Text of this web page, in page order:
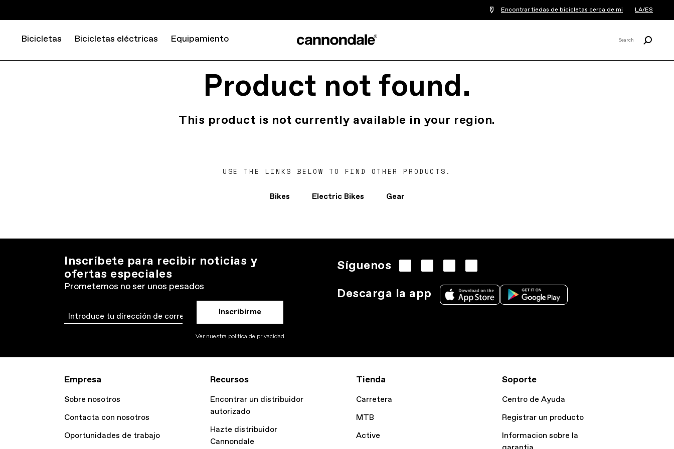
Encontrar tiedas de bicicletas cerca de mi LA/ES
Bicicletas Bicicletas eléctricas Equipamiento Search
Product not found.
This product is not currently available in your region.
USE THE LINKS BELOW TO FIND OTHER PRODUCTS.
Bikes Electric Bikes Gear
Inscríbete para recibir noticias y
ofertas especiales
Prometemos no ser unos pesados
Email Inscribirme
Ver nuestra politica de privacidad
Síguenos
Descarga la app
Empresa
Sobre nosotros
Contacta con nosotros
Oportunidades de trabajo
Recursos
Encontrar un distribuidor
autorizado
Hazte distribuidor
Cannondale
Tienda
Carretera
MTB
Active
Soporte
Centro de Ayuda
Registrar un producto
Informacion sobre la